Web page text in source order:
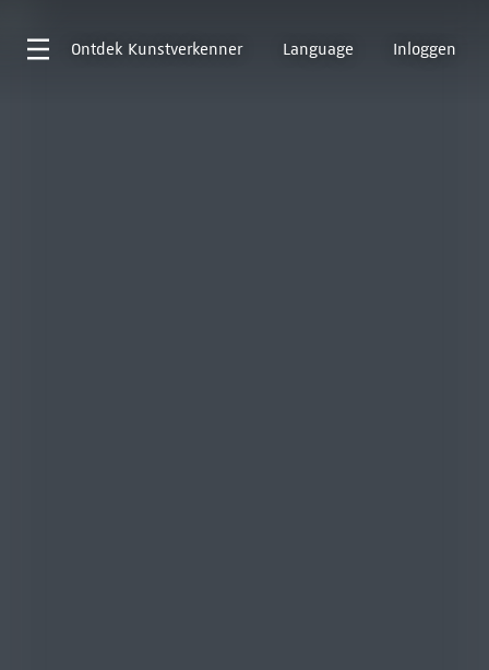
Ontdek Kunstverkenner Language Inloggen